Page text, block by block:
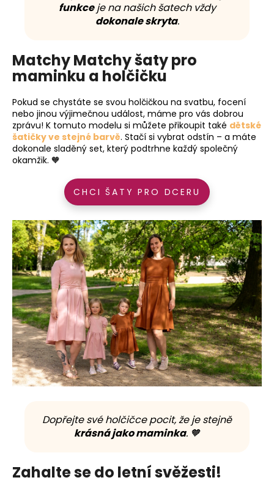
funkceje na našich šatech vždy
dokonale skryta.
Matchy Matchy šaty pro
maminku a holčičku
Pokud se chystáte se svou holčičkou na svatbu, focení
nebo jinou výjimečnou událost, máme pro vás dobrou
zprávu! K tomuto modelu si můžete přikoupit také dětské
šatičky ve stejné barvě. Stačí si vybrat odstín – a máte
dokonale sladěný set, který podtrhne každý společný
okamžik. 🧡
CHCI ŠATY PRO DCERU
Dopřejte své holčičce pocit, že je stejně
krásná jako maminka. 🧡
Zahalte se do letní svěžesti!